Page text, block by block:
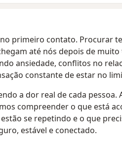
primeiro contato. Procurar
até nós depois de
ansiedade, conflitos no
constante de estar no
a dor real de cada pessoa.
compreender o que está
se repetindo e o que
estável e conectado.